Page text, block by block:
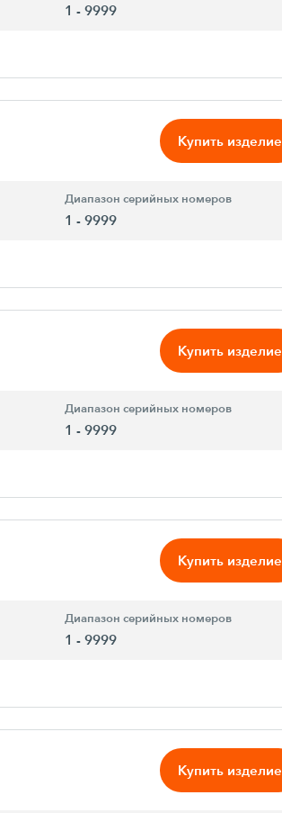
1 - 9999
Купить изделие
Диапазон серийных номеров
1 - 9999
Купить изделие
Диапазон серийных номеров
1 - 9999
Купить изделие
Диапазон серийных номеров
1 - 9999
Купить изделие